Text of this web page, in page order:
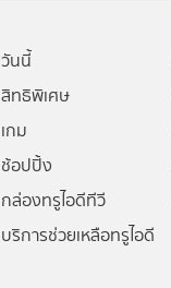
วันนี้
สิทธิพิเศษ
เกม
ช้อปปิ้ง
กล่องทรูไอดีทีวี
บริการช่วยเหลือทรูไอดี